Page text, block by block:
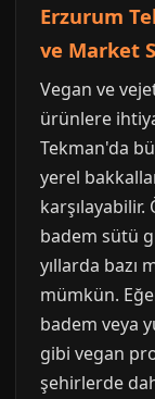
Erzurum
ve Market
Vegan ve
ürünlere
Tekman'da
yerel
badem sütü
yıllarda
mümkün.
badem veya
gibi vegan
şehirlerde